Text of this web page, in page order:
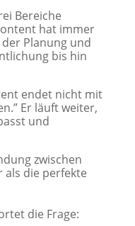
Bereiche
hat immer
Planung und
bis hin
endet nicht mit
Er läuft weiter,
und
zwischen
als die perfekte
die Frage: